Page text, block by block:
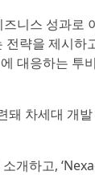
니스 성과로
략을 제시하
대응하는 투
차세대 개
개하고,